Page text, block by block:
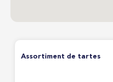
Assortiment de tartes